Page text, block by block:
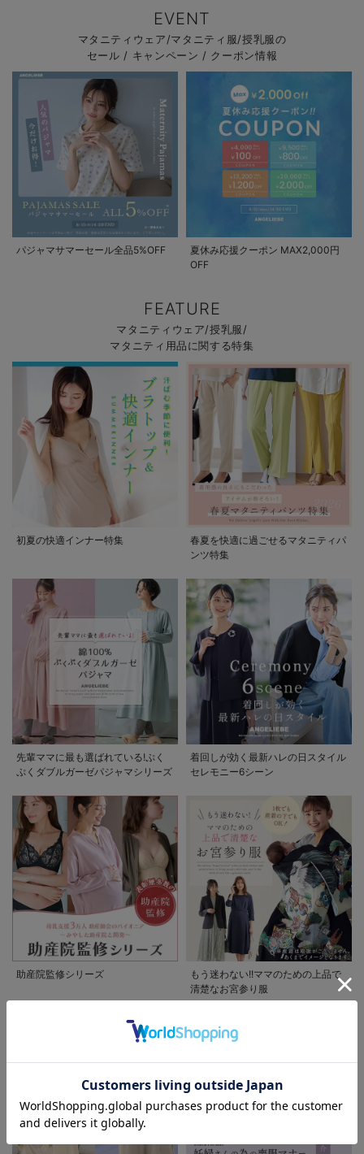
EVENT
マタニティウェア/マタニティ服/授乳服の
セール / キャンペーン / クーポン情報
パジャマサマーセール全品5%OFF
夏休み応援クーポン MAX2,000円
OFF
FEATURE
マタニティウェア/授乳服/
マタニティ用品に関する特集
初夏の快適インナー特集
春夏を快適に過ごせるマタニティパ
ンツ特集
先輩ママに最も選ばれている!ぷく
ぷくダブルガーゼパジャマシリーズ
着回しが効く最新ハレの日スタイル
セレモニー6シーン
助産院監修シリーズ
もう迷わない!!ママのための上品で
清楚なお宮参り服
お気に入り商品を確認する